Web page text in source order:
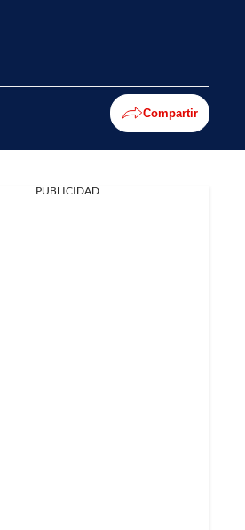
Compartir
PUBLICIDAD